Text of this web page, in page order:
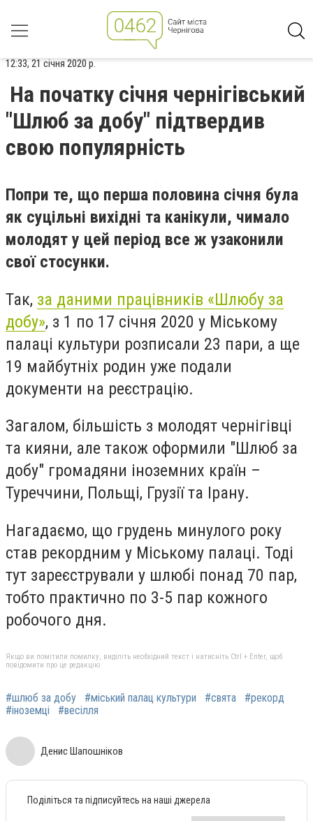
12:33, 21 січня 2020 р.
На початку січня чернігівський
"Шлюб за добу" підтвердив
свою популярність
Попри те, що перша половина січня була
як суцільні вихідні та канікули, чимало
молодят у цей період все ж узаконили
свої стосунки.
Так, за даними працівників «Шлюбу за
добу», з 1 по 17 січня 2020 у Міському
палаці культури розписали 23 пари, а ще
19 майбутніх родин уже подали
документи на реєстрацію.
Загалом, більшість з молодят чернігівці
та кияни, але також оформили "Шлюб за
добу" громадяни іноземних країн –
Туреччини, Польщі, Грузії та Ірану.
Нагадаємо, що грудень минулого року
став рекордним у Міському палаці. Тоді
тут зареєстрували у шлюбі понад 70 пар,
тобто практично по 3-5 пар кожного
робочого дня.
Якщо ви помітили помилку, виділіть необхідний текст і натисніть Ctrl + Enter, щоб
повідомити про це редакцію
#шлюб за добу #міський палац культури #свята
#рекорд
#іноземці
#весілля
Денис Шапошніков
Поділіться та підписуйтесь на наші джерела